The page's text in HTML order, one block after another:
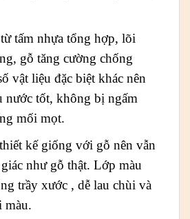
tấm nhựa tổng hợp, lõi
gỗ tăng cường chống
vật liệu đặc biệt khác nên
nước tốt, không bị ngấm
mối mọt.
kế giống với gỗ nên vẫn
như gỗ thật. Lớp màu
trầy xước , dễ lau chùi và
màu.